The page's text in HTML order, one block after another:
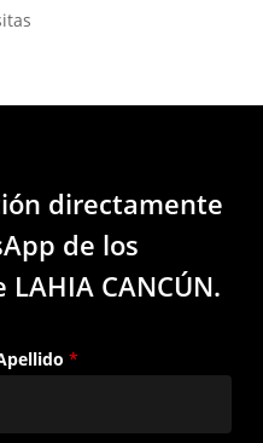
directamente
de los
CANCÚN.
*